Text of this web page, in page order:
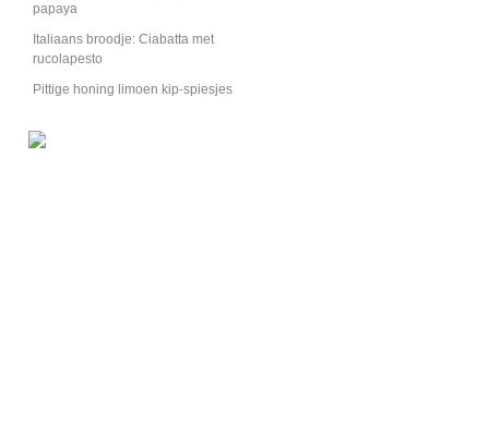
Mediteraanse garnalencocktail
Een garnalencocktail met een mediterraans tintje. Voor als je hem net even
Bekijk het recept
papaya
Italiaans broodje: Ciabatta met
rucolapesto
Pittige honing limoen kip-spiesjes